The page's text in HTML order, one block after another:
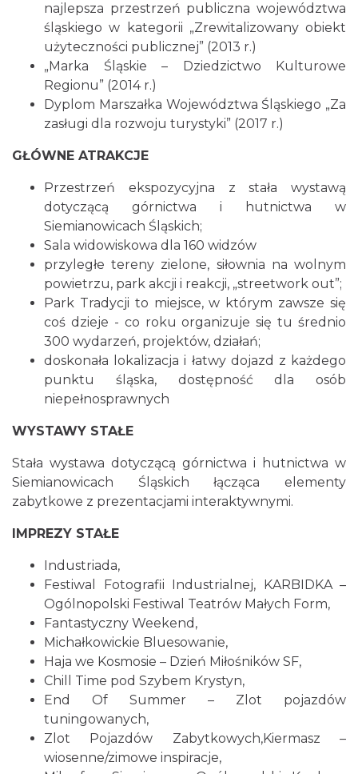
najlepsza przestrzeń publiczna województwa
śląskiego w kategorii „Zrewitalizowany obiekt
użyteczności publicznej” (2013 r.)
„Marka Śląskie – Dziedzictwo Kulturowe
Regionu” (2014 r.)
Dyplom Marszałka Województwa Śląskiego „Za
zasługi dla rozwoju turystyki” (2017 r.)
GŁÓWNE ATRAKCJE
Przestrzeń ekspozycyjna z stała wystawą
dotyczącą górnictwa i hutnictwa w
Siemianowicach Śląskich;
Sala widowiskowa dla 160 widzów
przyległe tereny zielone, siłownia na wolnym
powietrzu, park akcji i reakcji, „streetwork out”;
Park Tradycji to miejsce, w którym zawsze się
coś dzieje - co roku organizuje się tu średnio
300 wydarzeń, projektów, działań;
doskonała lokalizacja i łatwy dojazd z każdego
punktu śląska, dostępność dla osób
niepełnosprawnych
WYSTAWY STAŁE
Stała wystawa dotyczącą górnictwa i hutnictwa w
Siemianowicach Śląskich łącząca elementy
zabytkowe z prezentacjami interaktywnymi.
IMPREZY STAŁE
Industriada,
Festiwal Fotografii Industrialnej, KARBIDKA –
Ogólnopolski Festiwal Teatrów Małych Form,
Fantastyczny Weekend,
Michałkowickie Bluesowanie,
Haja we Kosmosie – Dzień Miłośników SF,
Chill Time pod Szybem Krystyn,
End Of Summer – Zlot pojazdów
tuningowanych,
Zlot Pojazdów Zabytkowych,Kiermasz –
wiosenne/zimowe inspiracje,